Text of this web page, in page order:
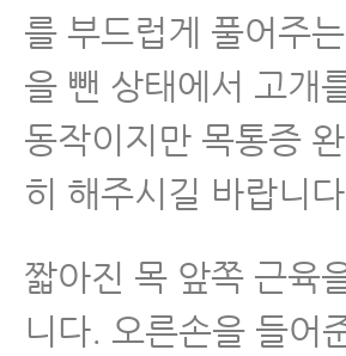
를 부드럽게 풀어주
을 뺀 상태에서 고개
동작이지만 목통증
히 해주시길 바랍니
짧아진 목 앞쪽 근육
니다. 오른손을 들어